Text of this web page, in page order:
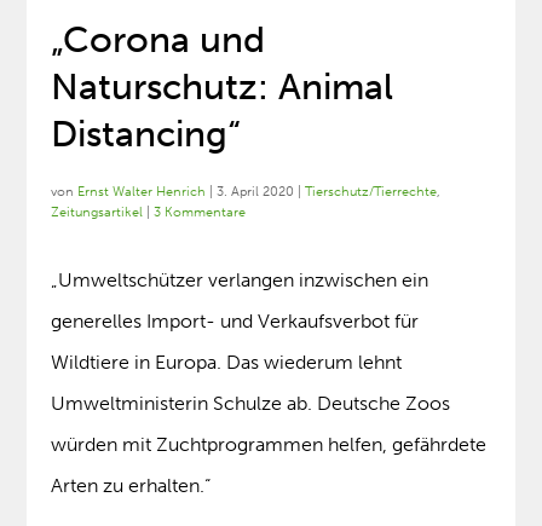
„Corona und
Naturschutz: Animal
Distancing“
von Ernst Walter Henrich |3. April 2020 |Tierschutz/Tierrechte,
Zeitungsartikel |3 Kommentare
„Umweltschützer verlangen inzwischen ein
generelles Import- und Verkaufsverbot für
Wildtiere in Europa. Das wiederum lehnt
Umweltministerin Schulze ab. Deutsche Zoos
würden mit Zuchtprogrammen helfen, gefährdete
Arten zu erhalten.“